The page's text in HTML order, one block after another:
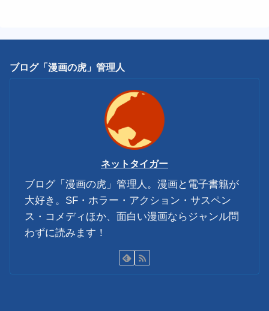
ブログ「漫画の虎」管理人
ネットタイガー
ブログ「漫画の虎」管理人。漫画と電子書籍が
大好き。SF・ホラー・アクション・サスペン
ス・コメディほか、面白い漫画ならジャンル問
わずに読みます！